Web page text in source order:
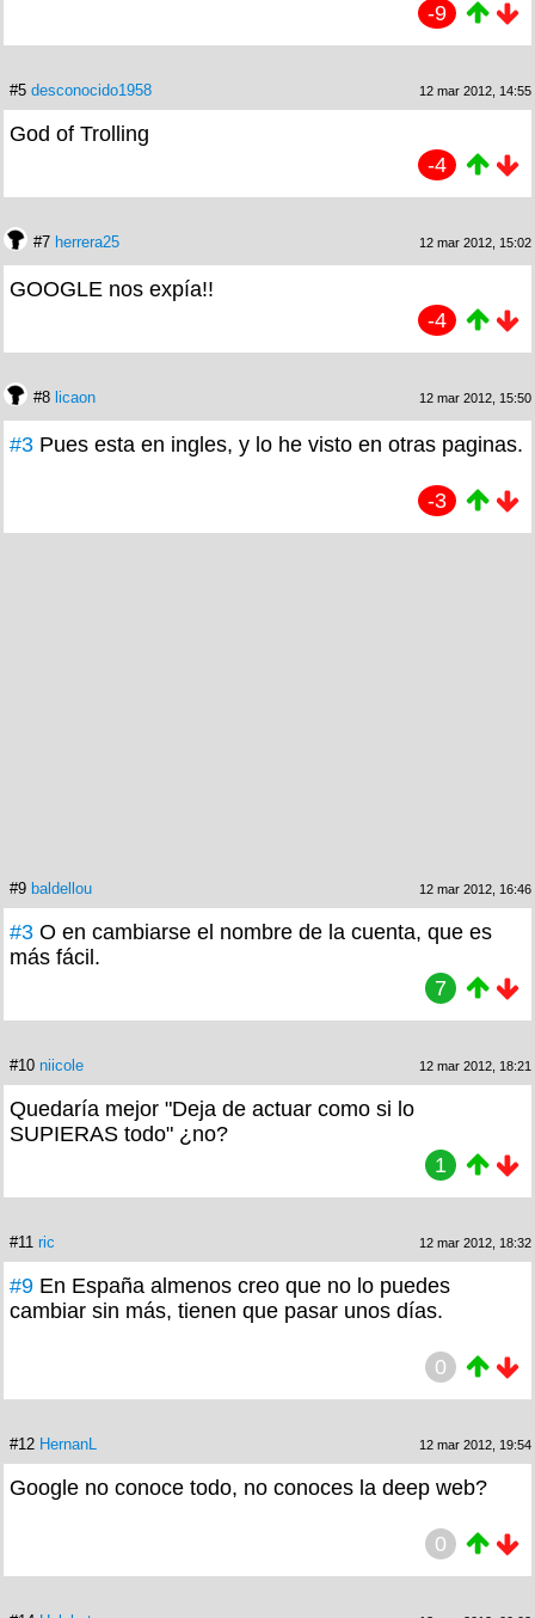
-9
#5 desconocido1958 12 mar 2012, 14:55
God of Trolling
-4
#7 herrera25 12 mar 2012, 15:02
GOOGLE nos expía!!
-4
#8 licaon 12 mar 2012, 15:50
#3 Pues esta en ingles, y lo he visto en otras paginas.
-3
#9 baldellou 12 mar 2012, 16:46
#3 O en cambiarse el nombre de la cuenta, que es
más fácil.
7
#10 niicole 12 mar 2012, 18:21
Quedaría mejor "Deja de actuar como si lo
SUPIERAS todo" ¿no?
1
#11 ric 12 mar 2012, 18:32
#9 En España almenos creo que no lo puedes
cambiar sin más, tienen que pasar unos días.
0
#12 HernanL 12 mar 2012, 19:54
Google no conoce todo, no conoces la deep web?
0